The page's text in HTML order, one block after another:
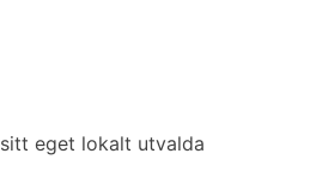
eget lokalt utvalda